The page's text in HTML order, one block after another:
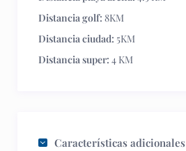
Distancia golf: 8KM
Distancia ciudad: 5KM
Distancia super: 4 KM
Características adicionales